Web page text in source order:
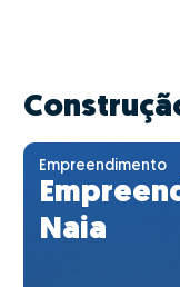
Empreendimento
Naia